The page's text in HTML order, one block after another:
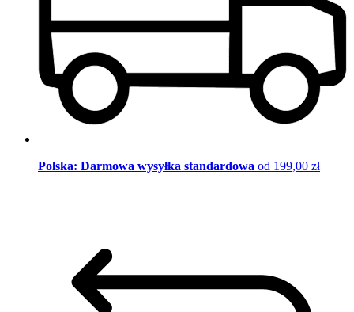
Polska: Darmowa wysyłka standardowa od 199,00 zł